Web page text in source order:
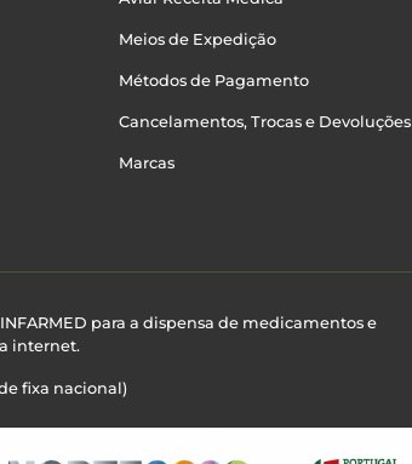
Meios de Expedição
Métodos de Pagamento
Cancelamentos, Trocas e Devoluções
Marcas
para a dispensa de medicamentos e
internet.
fixa nacional)